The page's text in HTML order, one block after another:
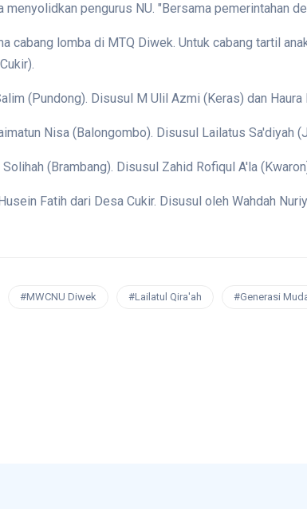
pengurus NU. "Bersama pemerintahan
cabang lomba di MTQ Diwek. Untuk cabang tartil
(Pundong). Disusul M Ulil Azmi (Keras) dan Haura
Nisa (Balongombo). Disusul Lailatus Sa'diyah
(Brambang). Disusul Zahid Rofiqul A'la
Fatih dari Desa Cukir. Disusul oleh Wahdah
#MWCNU Diwek #Lailatul Qira'ah #Generasi